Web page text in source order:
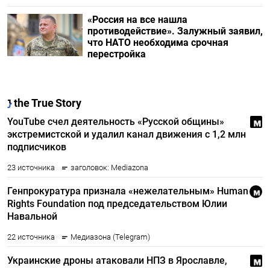
«Россия на все нашла
противодействие». Залужный заявил,
что НАТО необходима срочная
перестройка